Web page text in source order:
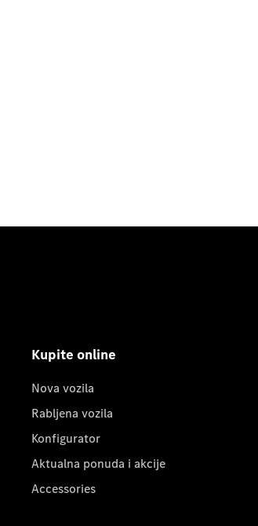
Kupite online
Nova vozila
Rabljena vozila
Konfigurator
Aktualna ponuda i akcije
Accessories